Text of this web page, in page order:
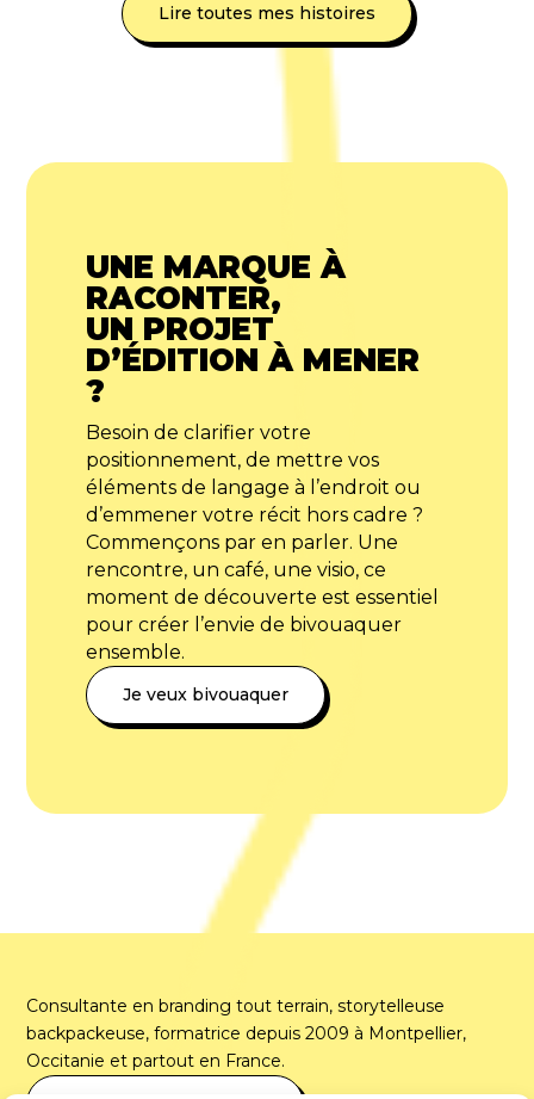
Lire toutes mes histoires
UNE MARQUE À
RACONTER,
UN PROJET
D’ÉDITION À MENER
?
Besoin de clarifier votre
positionnement, de mettre vos
éléments de langage à l’endroit ou
d’emmener votre récit hors cadre ?
Commençons par en parler. Une
rencontre, un café, une visio, ce
moment de découverte est essentiel
pour créer l’envie de bivouaquer
ensemble.
Je veux bivouaquer
Consultante en branding tout terrain, storytelleuse
backpackeuse, formatrice depuis 2009 à Montpellier,
Occitanie et partout en France.